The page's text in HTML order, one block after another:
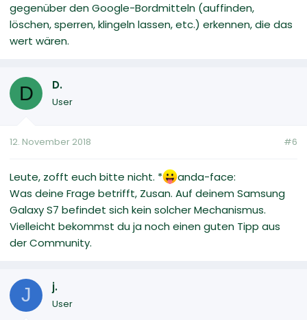
gegenüber den Google-Bordmitteln (auffinden,
löschen, sperren, klingeln lassen, etc.) erkennen, die das
wert wären.
D D.
User
12. November 2018 #6
Leute, zofft euch bitte nicht. *
anda-face:
Was deine Frage betrifft, Zusan. Auf deinem Samsung
Galaxy S7 befindet sich kein solcher Mechanismus.
Vielleicht bekommst du ja noch einen guten Tipp aus
der Community.
J j.
User